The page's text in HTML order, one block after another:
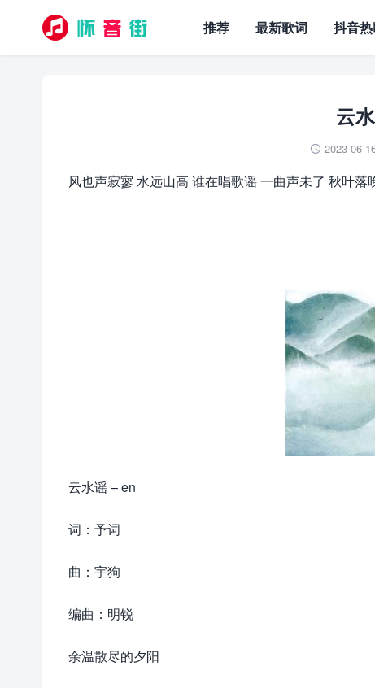
推荐 最新歌词 抖音
云
 2023-06-
风也声寂寥 水远山高 谁在唱歌谣 一曲声未了 秋叶落
云水谣 – en
词：予词
曲：宇狗
编曲：明锐
余温散尽的夕阳